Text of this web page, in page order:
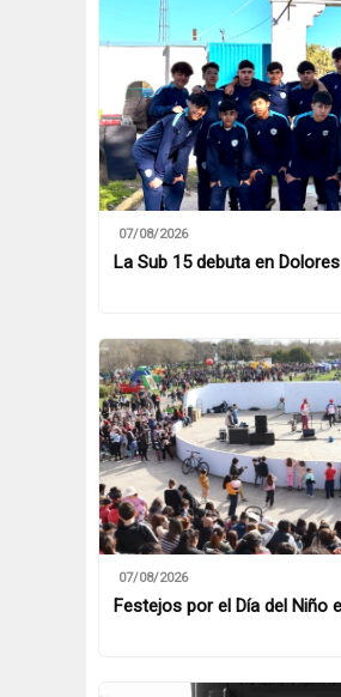
07/08/2026
La Sub 15 debuta en Dolores
07/08/2026
Festejos por el Día del Niño